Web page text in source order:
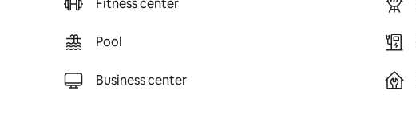
Fitness center
Pool
Business center